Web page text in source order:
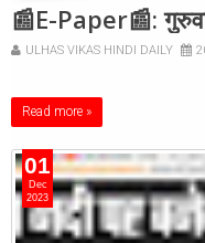
📰E-Paper📰:
ULHAS VIKAS HINDI DAILY
Read more »
01
Dec
2023